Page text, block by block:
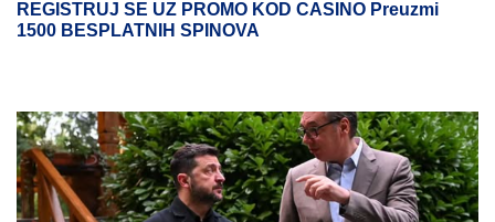
REGISTRUJ SE UZ PROMO KOD CASINO Preuzmi
1500 BESPLATNIH SPINOVA